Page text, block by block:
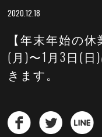
2020.12.18
【年末年始の
(月)〜1月3日(
きます。